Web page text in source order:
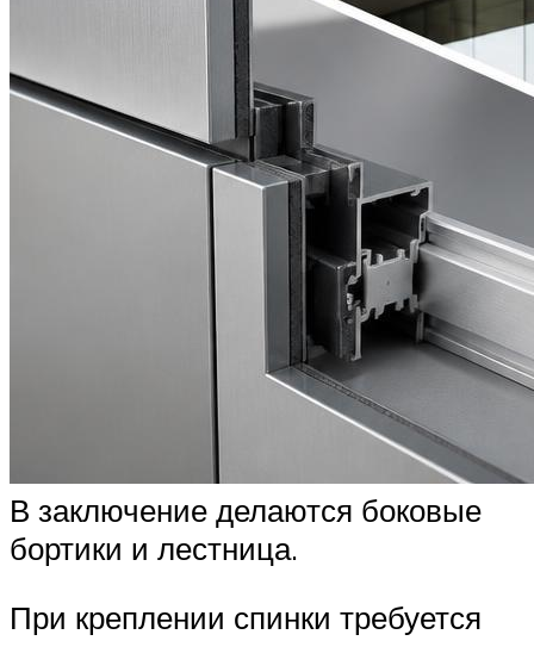
В заключение делаются боковые
бортики и лестница.
При креплении спинки требуется